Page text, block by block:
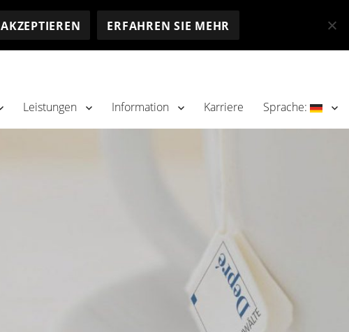
Leistungen Information Karriere Sprache:
AKZEPTIEREN ERFAHREN SIE MEHR